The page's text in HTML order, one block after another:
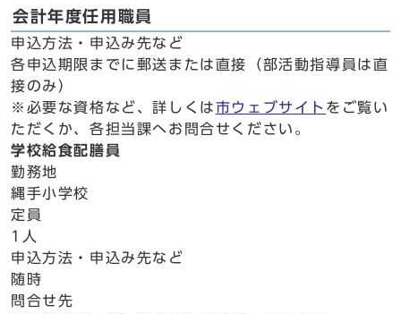
会計年度任用職員
申込方法・申込み先など
各申込期限までに郵送または直接（部活動指導員は直
接のみ）
※必要な資格など、詳しくは市ウェブサイト をご覧い
ただくか、各担当課へお問合せください。
学校給食配膳員
勤務地
縄手小学校
定員
1人
申込方法・申込み先など
随時
問合せ先